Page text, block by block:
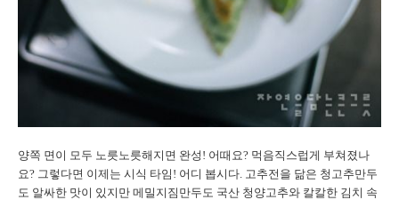
양쪽 면이 모두 노릇노릇해지면 완성! 어때요? 먹음직스럽게 부쳐졌나
요? 그렇다면 이제는 시식 타임! 어디 봅시다. 고추전을 닮은 청고추만두
도 알싸한 맛이 있지만 메밀지짐만두도 국산 청양고추와 칼칼한 김치 속